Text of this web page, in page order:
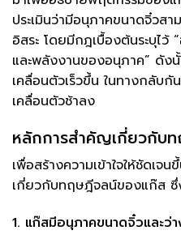
ประเมินว่ามีอนุภาคขนาดจิ๋วส
อิสระ โดยมีกฎเบื้องต้นระบุไ
และพลังงานของอนุภาค” ดั
เคลื่อนตัวเร็วขึ้น ในทางกลับ
เคลื่อนตัวช้าลง
หลักการสำคัญเกี่ยวกับ
เพื่อสร้างความเข้าใจให้ชัดเ
เกี่ยวกับทฤษฎีจลน์ของแก๊ส ซึ่
1. แก๊สมีอนุภาคขนาดจิ๋วและว่า